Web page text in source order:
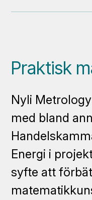
Praktisk
Nyli
med bland
Energi i
syfte att